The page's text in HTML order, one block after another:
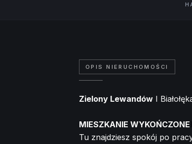
OPIS NIERUCHOMOŚCI
Zielony Lewandów I
MIESZKANIE WYKOŃCZONE
Tu znajdziesz spokój po